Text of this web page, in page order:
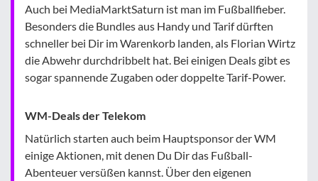
Auch bei MediaMarktSaturn ist man im Fußballfieber.
Besonders die Bundles aus Handy und Tarif dürften
schneller bei Dir im Warenkorb landen, als Florian Wirtz
die Abwehr durchdribbelt hat. Bei einigen Deals gibt es
sogar spannende Zugaben oder doppelte Tarif-Power.
WM-Deals der Telekom
Natürlich starten auch beim Hauptsponsor der WM
einige Aktionen, mit denen Du Dir das Fußball-
Abenteuer versüßen kannst. Über den eigenen